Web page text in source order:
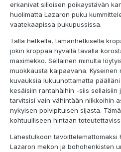
erkanivat silloisen poikaystävän
huolimatta Lazaron puku
vaatekaapissa pukupussissa.
Tällä hetkellä, tämänhetkisellä
jokin kroppaa hyvällä tavalla
maximekko. Sellainen minulta
muokkausta kaipaavana. Kyseinen
kuvauksia lukuunottamatta
kesäisiin rantahäihin -siis sellaisiin
tarvitsisi vain vähintään nilkkoihin
nykyisen polvipituisen sijasta.
kohtuulliseen hintaan
Lähestulkoon tavoittelemattomaksi
Lazaron mekon ja bohohenkisten